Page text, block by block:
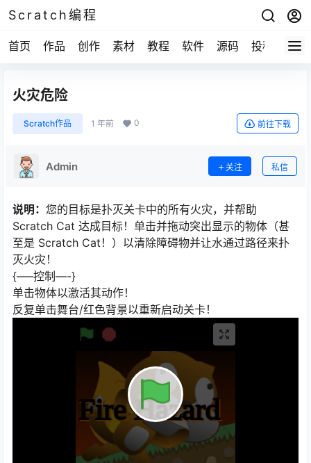
Scratch编程
首页 作品 创作 素材 教程 软件 源码 投稿 关于
火灾危险
Scratch作品 1 年前 0 前往下载
Admin 关注 私信
说明： 您的目标是扑灭关卡中的所有火灾，并帮助
Scratch Cat 达成目标！单击并拖动突出显示的物体（甚
至是 Scratch Cat！）以清除障碍物并让水通过路径来扑
灭火灾！
{—–控制—-}
单击物体以激活其动作！
反复单击舞台/红色背景以重新启动关卡！